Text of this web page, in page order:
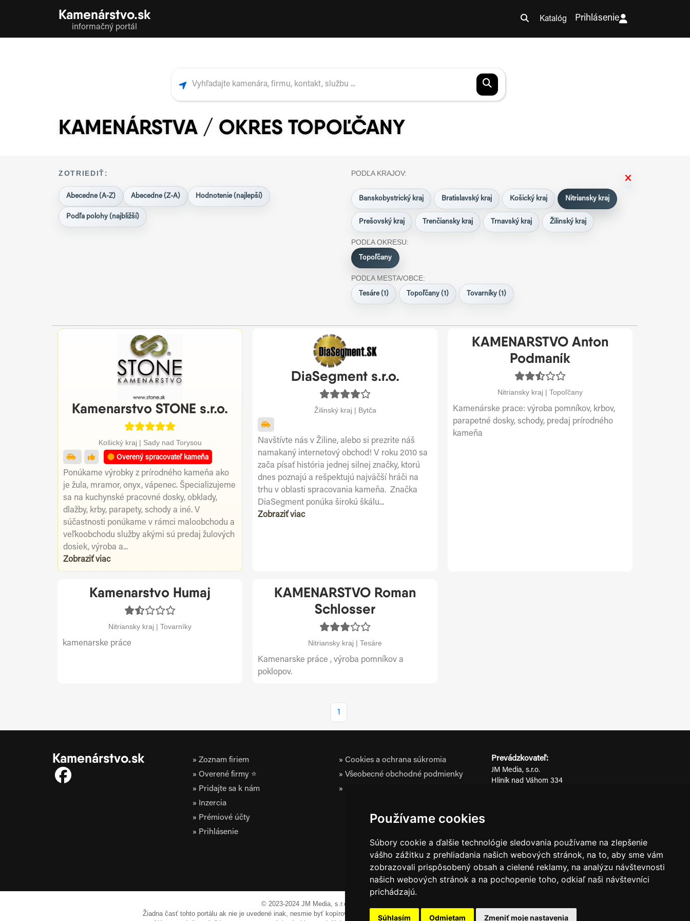
Používame cookies
Súbory cookie a ďalšie technológie sledovania používame na zlepšenie
vášho zážitku z prehliadania našich webových stránok, na to, aby sme vám
zobrazovali prispôsobený obsah a cielené reklamy, na analýzu návštevnosti
našich webových stránok a na pochopenie toho, odkiaľ naši návštevníci
prichádzajú.
Súhlasím Odmietam Zmeniť moje nastavenia
Kamenárstvo.sk
informačný portál
Katalóg Prihlásenie
KAMENÁRSTVA / OKRES TOPOĽČANY
ZOTRIEDIŤ:
Abecedne (A-Z) Abecedne (Z-A) Hodnotenie (najlepší)
Podľa polohy (najbližší)
PODĽA KRAJOV:
Banskobystrický kraj Bratislavský kraj Košický kraj Nitriansky kraj
Prešovský kraj Trenčiansky kraj Trnavský kraj Žilinský kraj
PODĽA OKRESU:
Topoľčany
PODĽA MESTA/OBCE:
Tesáre (1) Topoľčany (1) Tovarníky (1)
Kamenarstvo STONE s.r.o.
Košický kraj | Sady nad Torysou
Overený spracovateľ kameňa
Ponúkame výrobky z prírodného kameňa ako
je žula, mramor, onyx, vápenec. Špecializujeme
sa na kuchynské pracovné dosky, obklady,
dlažby, krby, parapety, schody a iné. V
súčastnosti ponúkame v rámci maloobchodu a
veľkoobchodu služby akými sú predaj žulových
dosiek, výroba a...
Zobraziť viac
DiaSegment s.r.o.
Žilinský kraj | Bytča
Navštívte nás v Žiline, alebo si prezrite náš
namakaný internetový obchod! V roku 2010 sa
zača písať história jednej silnej značky, ktorú
dnes poznajú a rešpektujú najväčší hráči na
trhu v oblasti spracovania kameňa. Značka
DiaSegment ponúka širokú škálu...
Zobraziť viac
KAMENARSTVO Anton
Podmaník
Nitriansky kraj | Topoľčany
Kamenárske prace: výroba pomníkov, krbov,
parapetné dosky, schody, predaj prírodného
kameňa
Kamenarstvo Humaj
Nitriansky kraj | Tovarníky
kamenarske práce
KAMENARSTVO Roman
Schlosser
Nitriansky kraj | Tesáre
Kamenarske práce , výroba pomníkov a
poklopov.
1
Kamenárstvo.sk
Zoznam firiem
Overené firmy ⭐
Pridajte sa k nám
Inzercia
Prémiové účty
Prihlásenie
Cookies a ochrana súkromia
Všeobecné obchodné podmienky
Prevádzkovateľ:
JM Media, s.r.o.
Hliník nad Váhom 334
0911 955 646
© 2023-2024 JM Media, s.r.o.
Žiadna časť tohto portálu ak nie je uvedené inak, nesmie byť kopírovaná, alebo prezentovaná bez výslovného súhlasu prevádzkovateľa.